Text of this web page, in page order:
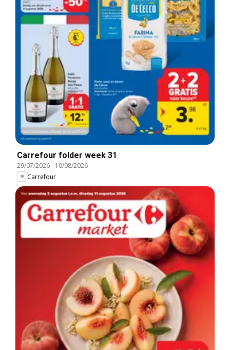
Carrefour folder week 31
29/07/2026- 10/08/2026
Carrefour